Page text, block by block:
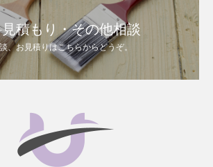
積もり・その他相談
、お見積りはこちらからどうぞ。